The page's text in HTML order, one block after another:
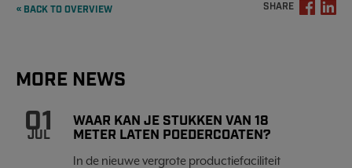
« BACK TO OVERVIEW SHARE
MORE NEWS
01
JUL
WAAR KAN JE STUKKEN VAN 18
METER LATEN POEDERCOATEN?
In de nieuwe vergrote productiefaciliteit